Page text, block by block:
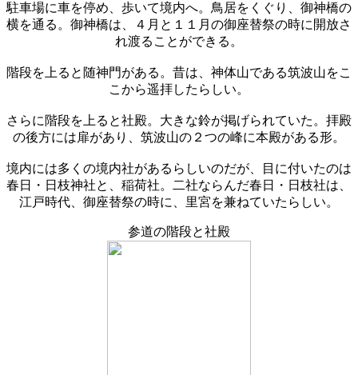
駐車場に車を停め、歩いて境内へ。鳥居をくぐり、御神橋の
横を通る。御神橋は、４月と１１月の御座替祭の時に開放さ
れ渡ることができる。
階段を上ると随神門がある。昔は、神体山である筑波山をこ
こから遥拝したらしい。
さらに階段を上ると社殿。大きな鈴が掲げられていた。拝殿
の後方には扉があり、筑波山の２つの峰に本殿がある形。
境内には多くの境内社があるらしいのだが、目に付いたのは
春日・日枝神社と、稲荷社。二社ならんだ春日・日枝社は、
江戸時代、御座替祭の時に、里宮を兼ねていたらしい。
参道の階段と社殿